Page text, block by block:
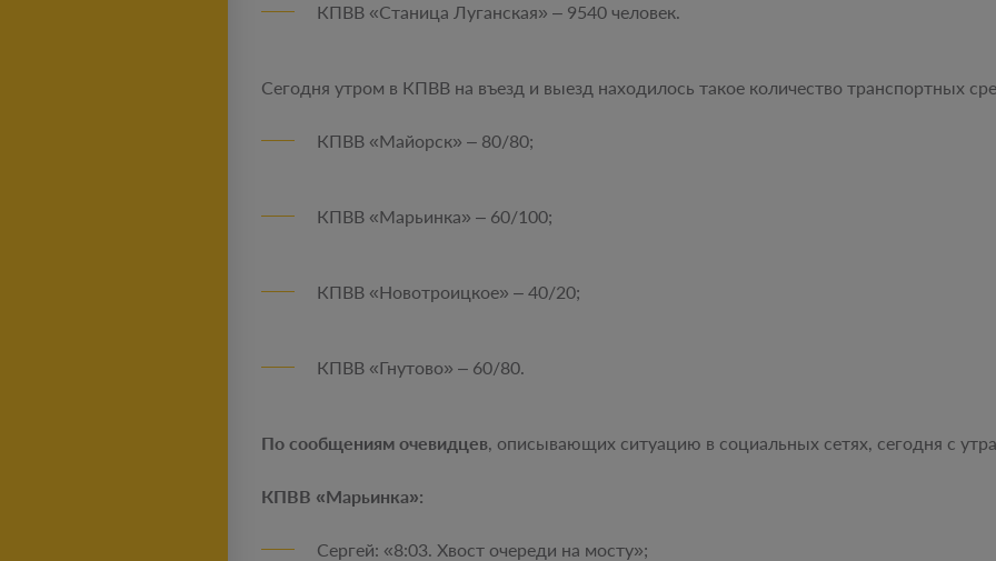
КПВВ «Станица Луганская» – 9540 человек.
Сегодня утром в КПВВ на въезд и выезд находилось такое количество транспортных
КПВВ «Майорск» – 80/80;
КПВВ «Марьинка» – 60/100;
КПВВ «Новотроицкое» – 40/20;
КПВВ «Гнутово» – 60/80.
По сообщениям очевидцев, описывающих ситуацию в социальных сетях, сегодня с
КПВВ «Марьинка»:
Сергей: «8:03. Хвост очереди на мосту»;